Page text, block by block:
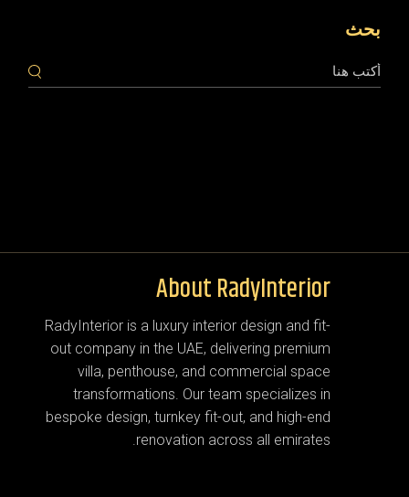
بحث
About RadyInterior
RadyInterior is a luxury interior design and fit-
out company in the UAE, delivering premium
villa, penthouse, and commercial space
transformations. Our team specializes in
bespoke design, turnkey fit-out, and high-end
renovation across all emirates.